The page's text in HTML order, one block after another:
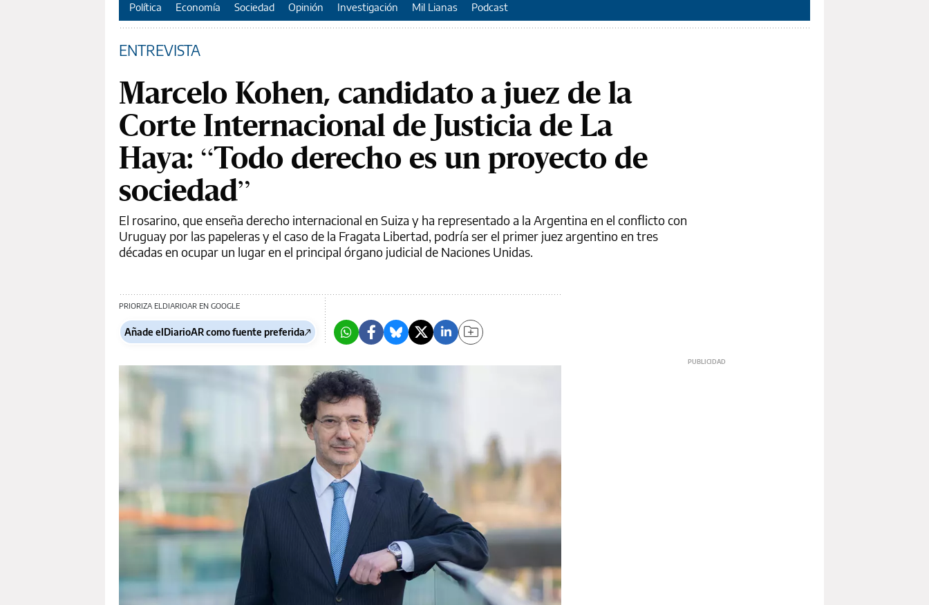
Política Economía Sociedad Opinión Investigación Mil Lianas Podcast
ENTREVISTA
Marcelo Kohen, candidato a juez de la
Corte Internacional de Justicia de La
Haya: “Todo derecho es un proyecto de
sociedad”
El rosarino, que enseña derecho internacional en Suiza y ha representado a la Argentina en el conflicto con
Uruguay por las papeleras y el caso de la Fragata Libertad, podría ser el primer juez argentino en tres
décadas en ocupar un lugar en el principal órgano judicial de Naciones Unidas.
PRIORIZA ELDIARIOAR EN GOOGLE
Añade elDiarioAR como fuente preferida